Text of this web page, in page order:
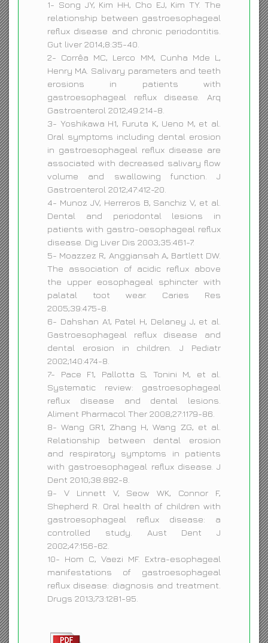
1- Song JY, Kim HH, Cho EJ, Kim TY. The
relationship between gastroesophageal
reflux disease and chronic periodontitis.
Gut liver 2014;8:35-40.
2- Corrêa MC, Lerco MM, Cunha Mde L,
Henry MA. Salivary parameters and teeth
erosions in patients with
gastroesophageal reflux disease. Arq
Gastroenterol 2012;49:214-8.
3- Yoshikawa H1, Furuta K, Ueno M, et al.
Oral symptoms including dental erosion
in gastroesophageal reflux disease are
associated with decreased salivary flow
volume and swallowing function. J
Gastroenterol 2012;47:412-20.
4- Munoz JV, Herreros B, Sanchiz V, et al.
Dental and periodontal lesions in
patients with gastro-oesophageal reflux
disease. Dig Liver Dis 2003;35:461-7.
5- Moazzez R, Anggiansah A, Bartlett DW.
The association of acidic reflux above
the upper eosophageal sphincter with
palatal toot wear. Caries Res
2005;39:475-8.
6- Dahshan A1, Patel H, Delaney J, et al.
Gastroesophageal reflux disease and
dental erosion in children. J Pediatr
2002;140:474-8.
7- Pace F1, Pallotta S, Tonini M, et al.
Systematic review: gastroesophageal
reflux disease and dental lesions.
Aliment Pharmacol Ther 2008;27:1179-86.
8- Wang GR1, Zhang H, Wang ZG, et al.
Relationship between dental erosion
and respiratory symptoms in patients
with gastroesophageal reflux disease. J
Dent 2010;38:892-8.
9- V Linnett V, Seow WK, Connor F,
Shepherd R. Oral health of children with
gastroesophageal reflux disease: a
controlled study. Aust Dent J
2002;47:156-62.
10- Hom C, Vaezi MF. Extra-esophageal
manifestations of gastroesophageal
reflux disease: diagnosis and treatment.
Drugs 2013;73:1281-95.